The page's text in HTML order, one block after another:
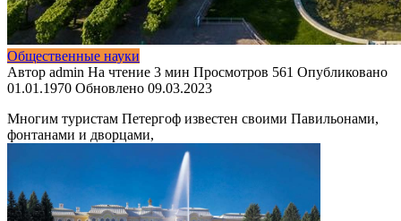
Общественные науки
Автор admin На чтение 3 мин Просмотров 561 Опубликовано
01.01.1970 Обновлено 09.03.2023
Многим туристам Петергоф известен своими Павильонами,
фонтанами и дворцами,